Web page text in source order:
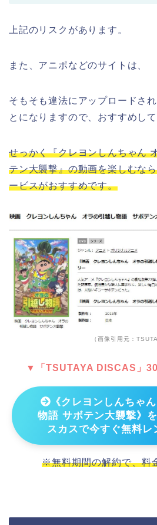
上記のリスクがあります。
また、アニポなどのサイトは、
そもそも違法にアップロードさ
とになりますので、おすすめして
せっかく『クレヨンしんちゃん
テン大襲撃』の動画を楽しむな
ービスがおすすめです。
（画像引用元：
▼「TSUTAYA DISCAS」
《クレヨンしんちゃ
物語 サボテン大襲撃》
スカスで今すぐ無料レ
※無料期間の解約で、料